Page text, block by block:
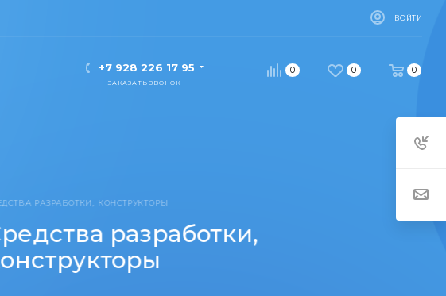
ВОЙТИ
0 0 0
+7 928 226 17 95
ЗАКАЗАТЬ ЗВОНОК